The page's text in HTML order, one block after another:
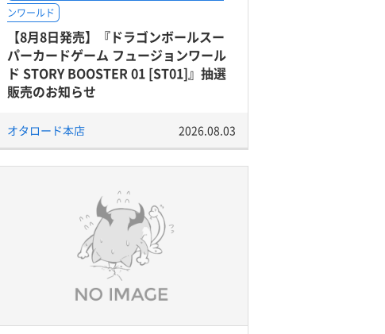
ンワールド
【8月8日発売】『ドラゴンボールスー
パーカードゲーム フュージョンワール
ド STORY BOOSTER 01 [ST01]』抽選
販売のお知らせ
オタロード本店 2026.08.03